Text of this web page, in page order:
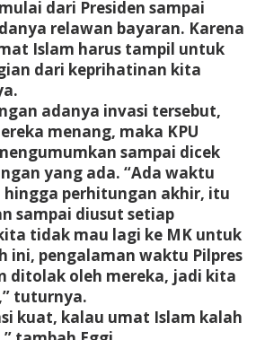
dari Presiden sampai
relawan bayaran. Karena
Islam harus tampil untuk
dari keprihatinan kita
adanya invasi tersebut,
menang, maka KPU
sampai dicek
yang ada. “Ada waktu
hingga perhitungan akhir, itu
sampai diusut setiap
tidak mau lagi ke MK untuk
ini, pengalaman waktu Pilpres
ditolak oleh mereka, jadi kita
tuturnya.
kuat, kalau umat Islam kalah